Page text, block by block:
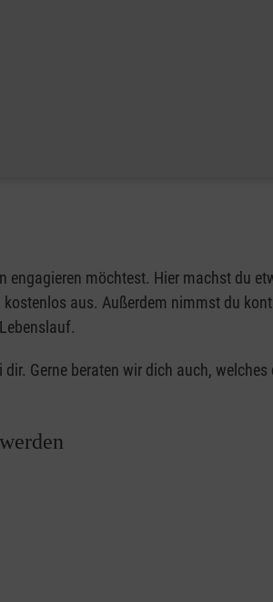
möchtest. Hier machst du
aus. Außerdem nimmst du
Gerne beraten wir dich auch,